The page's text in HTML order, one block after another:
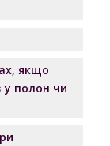
якщо
у полон чи